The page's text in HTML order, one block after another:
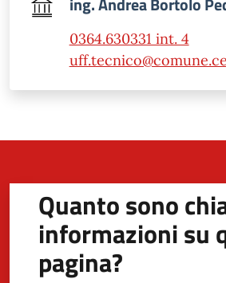
0364.630331 int. 4
Quanto sono
informazioni su
pagina?